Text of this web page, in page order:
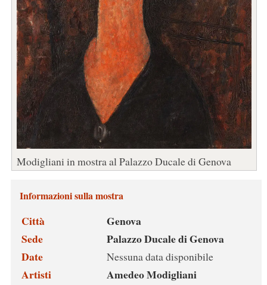
Modigliani in mostra al Palazzo Ducale di Genova
Informazioni sulla mostra
Città
Genova
Sede
Palazzo Ducale di Genova
Date
Nessuna data disponibile
Artisti
Amedeo Modigliani